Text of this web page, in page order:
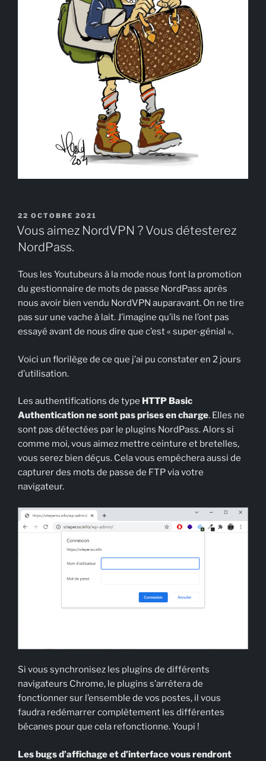
PUBLIÉ
LE
22 OCTOBRE 2021
Vous aimez NordVPN ? Vous détesterez
NordPass.
Tous les Youtubeurs à la mode nous font la promotion
du gestionnaire de mots de passe NordPass après
nous avoir bien vendu NordVPN auparavant. On ne tire
pas sur une vache à lait. J’imagine qu’ils ne l’ont pas
essayé avant de nous dire que c’est « super-génial ».
Voici un florilège de ce que j’ai pu constater en 2 jours
d’utilisation.
Les authentifications de type HTTP Basic
Authentication ne sont pas prises en charge. Elles ne
sont pas détectées par le plugins NordPass. Alors si
comme moi, vous aimez mettre ceinture et bretelles,
vous serez bien déçus. Cela vous empêchera aussi de
capturer des mots de passe de FTP via votre
navigateur.
Si vous synchronisez les plugins de différents
navigateurs Chrome, le plugins s’arrêtera de
fonctionner sur l’ensemble de vos postes, il vous
faudra redémarrer complètement les différentes
bécanes pour que cela refonctionne. Youpi !
Les bugs d’affichage et d’interface vous rendront